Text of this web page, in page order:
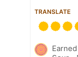
TRANSLATE